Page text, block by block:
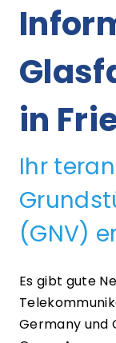
in
Ihr
(GNV)
Es gibt gute
Germany und